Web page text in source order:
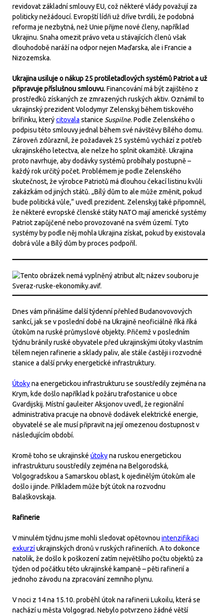
revidovat základní smlouvy EU, což některé vlády považují za
politicky nežádoucí. Evropští lídři už dříve tvrdili, že podobná
reforma je nezbytná, než Unie přijme nové členy, například
Ukrajinu. Snaha omezit právo veta u stávajících členů však
dlouhodobě naráží na odpor nejen Maďarska, ale i Francie a
Nizozemska.
Ukrajina usiluje o nákup 25 protiletadlových systémů Patriot a už
připravuje příslušnou smlouvu.Financování má být zajištěno z
prostředků získaných ze zmrazených ruských aktiv. Oznámil to
ukrajinský prezident Volodymyr Zelenskyj během tiskového
brífinku, kterýcitovala stanice Suspilne. Podle Zelenského o
podpisu této smlouvy jednal během své návštěvy Bílého domu.
Zároveň zdůraznil, že požadavek 25 systémů vychází z potřeb
ukrajinského letectva, ale nelze ho splnit okamžitě. Ukrajina
proto navrhuje, aby dodávky systémů probíhaly postupně –
každý rok určitý počet. Problémem je podle Zelenského
skutečnost, že výrobce Patriotů má dlouhou čekací listinu kvůli
zakázkám od jiných států. „Bílý dům to ale může změnit, pokud
bude politická vůle,“ uvedl prezident. Zelenskyj také připomněl,
že některé evropské členské státy NATO mají americké systémy
Patriot zapůjčené nebo provozované na svém území. Tyto
systémy by podle něj mohla Ukrajina získat, pokud by existovala
dobrá vůle a Bílý dům by proces podpořil.
Dnes vám přinášíme další týdenní přehled Budanovovových
sankcí, jak se v poslední době na Ukrajině neoficiálně říká říká
útokům na ruské průmyslové objekty. Přičemž v posledním
týdnu bránily ruské obyvatele před ukrajinskými útoky vlastním
tělem nejen rafinerie a sklady paliv, ale stále častěji i rozvodné
stanice a další prvky energetické infrastruktury.
Útokyna energetickou infrastrukturu se soustředily zejména na
Krym, kde došlo například k požáru trafostanice u obce
Gvardijskij. Místní gauleiter Aksjonov uvedl, že regionální
administrativa pracuje na obnově dodávek elektrické energie,
obyvatelé se ale musí připravit na její omezenou dostupnost v
následujícím období.
Kromě toho se ukrajinské útokyna ruskou energetickou
infrastrukturu soustředily zejména na Belgorodská,
Volgogradskou a Samarskou oblast, k ojedinělým útokům ale
došlo i jinde. Příkladem může být útok na rozvodnu
Balaškovskaja.
Rafinerie
V minulém týdnu jsme mohli sledovat opětovnou intenzifikaci
exkurzíukrajinských dronů v ruských rafineriích. A to dokonce
natolik, že došlo k poškození zatím největšího počtu objektů za
týden od počátku této ukrajinské kampaně – pěti rafinerií a
jednoho závodu na zpracování zemního plynu.
V noci z 14 na 15.10. proběhl útok na rafinerii Lukoilu, která se
nachází u města Volgograd. Nebylo potvrzeno žádné větší